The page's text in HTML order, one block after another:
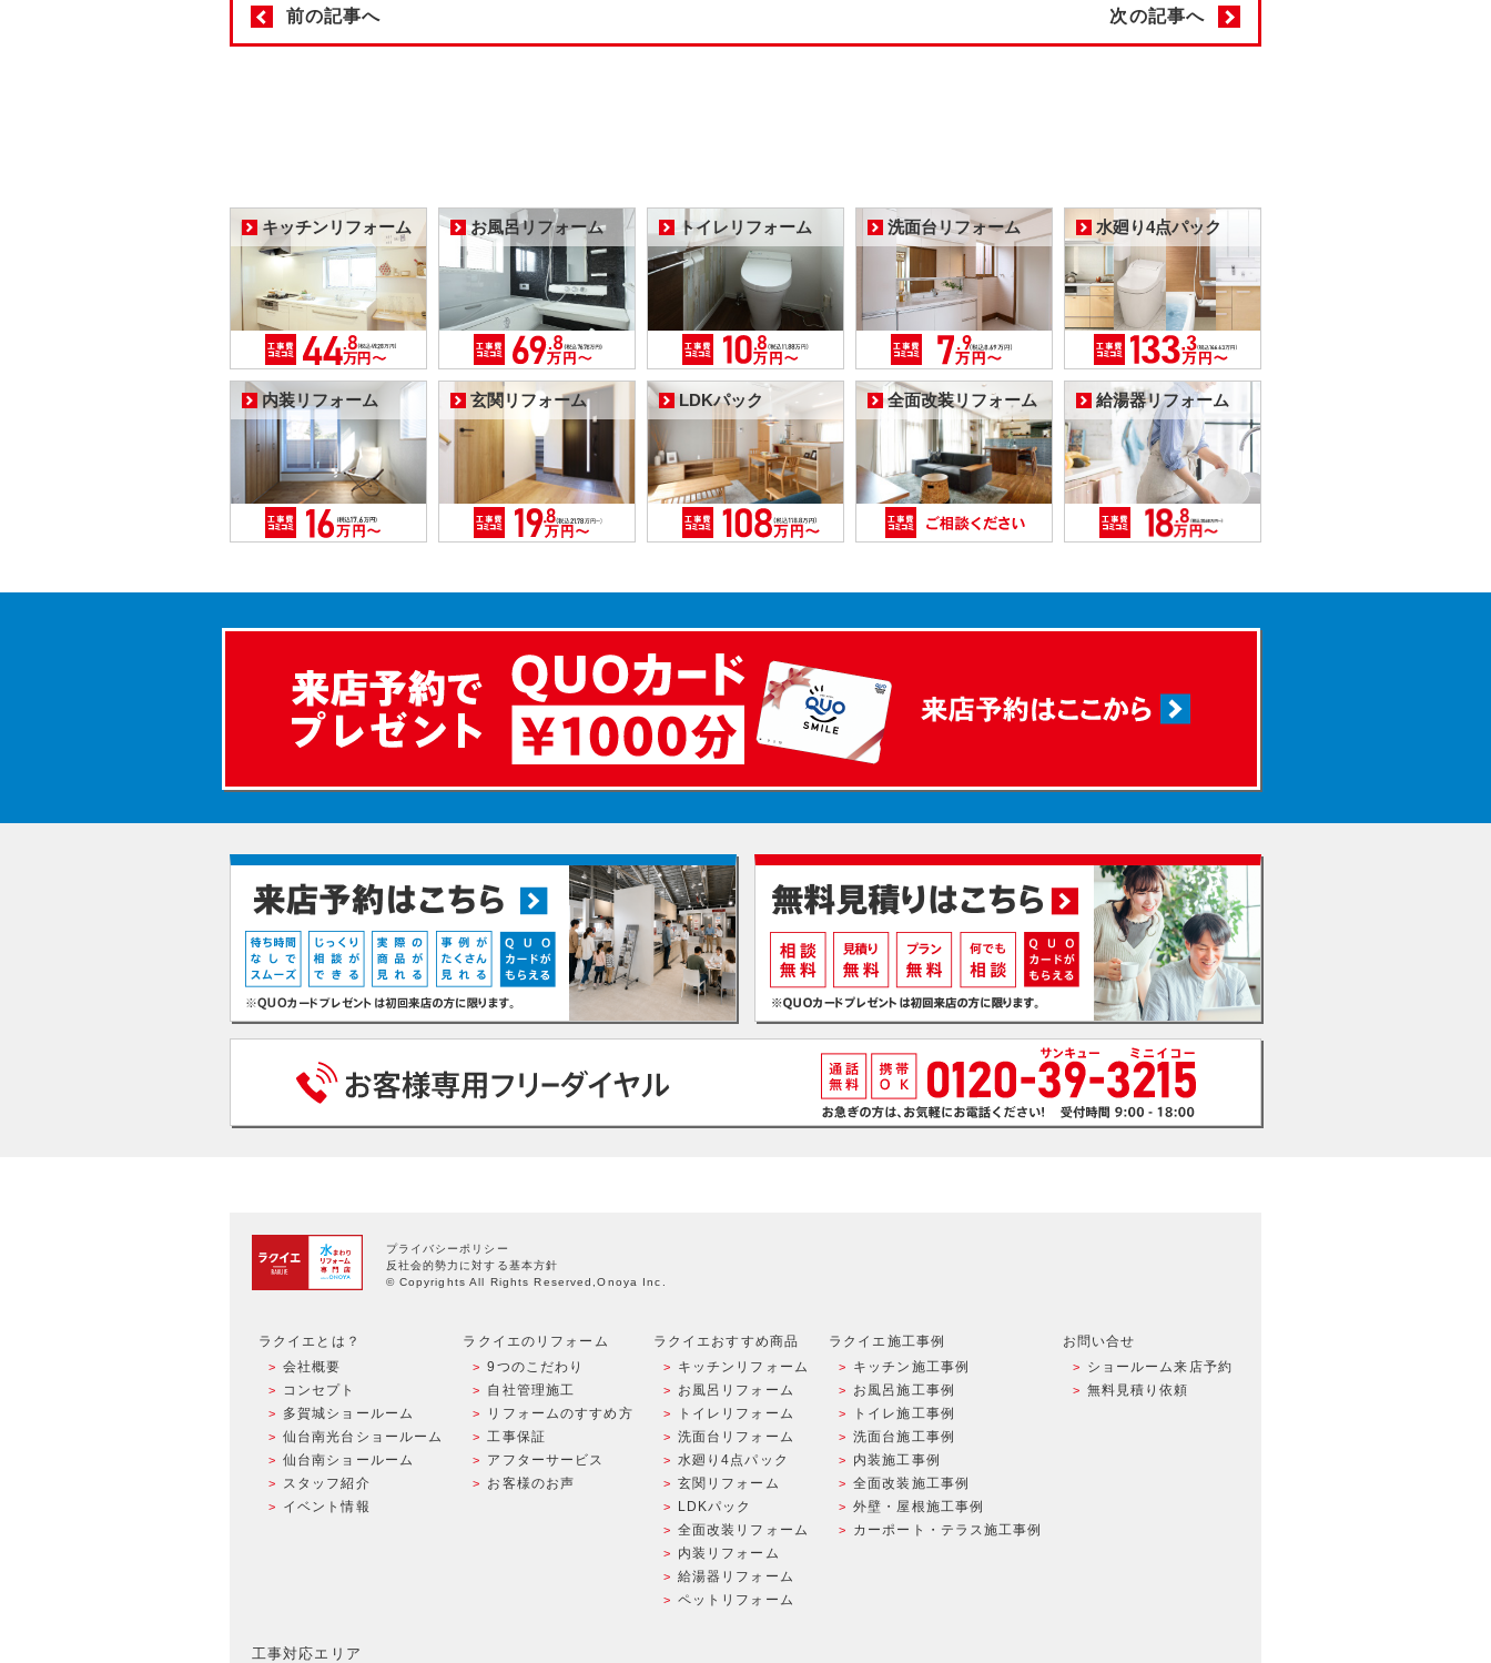
前の記事へ 次の記事へ
キッチンリフォーム お風呂リフォーム トイレリフォーム 洗面台リフォーム 水廻り4点パック
内装リフォーム 玄関リフォーム LDKパック 全面改装リフォーム 給湯器リフォーム
プライバシーポリシー
反社会的勢力に対する基本方針
© Copyrights All Rights Reserved,Onoya Inc.
ラクイエとは？
会社概要
コンセプト
多賀城ショールーム
仙台南光台ショールーム
仙台南ショールーム
スタッフ紹介
イベント情報
ラクイエのリフォーム
9つのこだわり
自社管理施工
リフォームのすすめ方
工事保証
アフターサービス
お客様のお声
ラクイエおすすめ商品
キッチンリフォーム
お風呂リフォーム
トイレリフォーム
洗面台リフォーム
水廻り4点パック
玄関リフォーム
LDKパック
全面改装リフォーム
内装リフォーム
給湯器リフォーム
ペットリフォーム
ラクイエ施工事例
キッチン施工事例
お風呂施工事例
トイレ施工事例
洗面台施工事例
内装施工事例
全面改装施工事例
外壁・屋根施工事例
カーポート・テラス施工事例
お問い合せ
ショールーム来店予約
無料見積り依頼
工事対応エリア